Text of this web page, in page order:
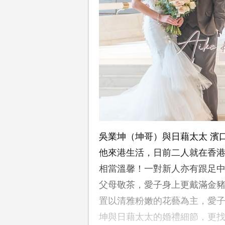
吳業坤（坤哥）與日藉太太 濱
他來港生活，日前二人就在香
相當溫馨！一對新人亦有跟足
父母敬茶，愛子身上更戴滿金
置以清雅粉嫩的花藝為主，愛
坤與日藉太太的婚禮細節，更